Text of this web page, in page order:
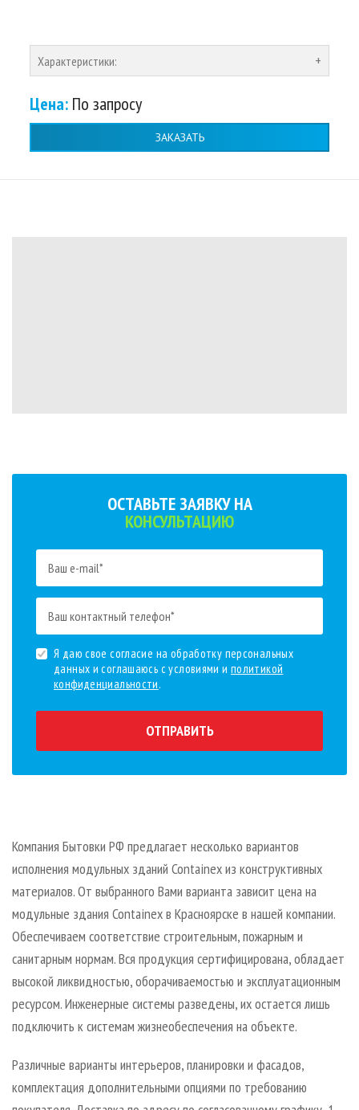
Характеристики:
Цена: По запросу
ЗАКАЗАТЬ
ОСТАВЬТЕ ЗАЯВКУ НА
КОНСУЛЬТАЦИЮ
Я даю свое согласие на обработку персональных
данных и соглашаюсь с условиями и политикой
конфиденциальности.
ОТПРАВИТЬ
Компания Бытовки РФ предлагает несколько вариантов
исполнения модульных зданий Containex из конструктивных
материалов. От выбранного Вами варианта зависит цена на
модульные здания Containex в Красноярске в нашей компании.
Обеспечиваем соответствие строительным, пожарным и
санитарным нормам. Вся продукция сертифицирована, обладает
высокой ликвидностью, оборачиваемостью и эксплуатационным
ресурсом. Инженерные системы разведены, их остается лишь
подключить к системам жизнеобеспечения на объекте.
Различные варианты интерьеров, планировки и фасадов,
комплектация дополнительными опциями по требованию